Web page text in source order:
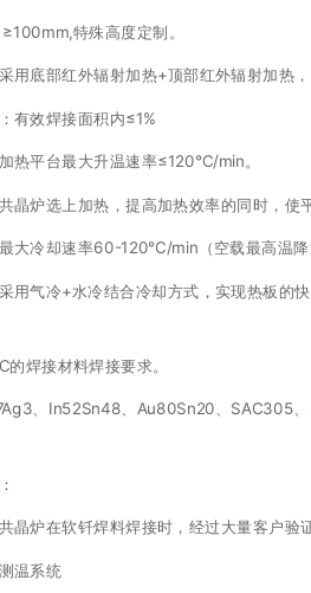
特殊高度定制。
用底部红外辐射加热+顶部红外辐射加热
有效焊接面积内≤1%
热平台最大升温速率≤120℃/min。
晶炉选上加热，提高加热效率的同时，使
大冷却速率60-120℃/min（空载最高温
用气冷+水冷结合冷却方式，实现热板的
焊接材料焊接要求。
、In52Sn48、Au80Sn20、SAC305
晶炉在软钎焊料焊接时，经过大量客户验
温系统